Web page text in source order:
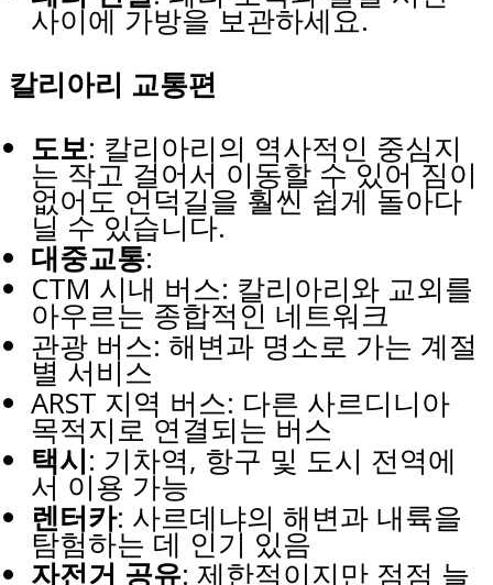
사이에 가방을 보관하세요.
칼리아리 교통편
도보: 칼리아리의 역사적인 중심지
는 작고 걸어서 이동할 수 있어 짐이
없어도 언덕길을 훨씬 쉽게 돌아다
닐 수 있습니다.
대중교통:
CTM 시내 버스: 칼리아리와 교외를
아우르는 종합적인 네트워크
관광 버스: 해변과 명소로 가는 계절
별 서비스
ARST 지역 버스: 다른 사르디니아
목적지로 연결되는 버스
택시: 기차역, 항구 및 도시 전역에
서 이용 가능
렌터카: 사르데냐의 해변과 내륙을
탐험하는 데 인기 있음
자전거 공유: 제한적이지만 점점 늘